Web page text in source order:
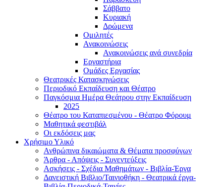
Σάββατο
Κυριακή
Δρώμενα
Ομιλητές
Ανακοινώσεις
Ανακοινώσεις ανά συνεδρία
Εργαστήρια
Ομάδες Εργασίας
Θεατρικές Κατασκηνώσεις
Περιοδικό Εκπαίδευση και Θέατρο
Παγκόσμια Ημέρα Θεάτρου στην Εκπαίδευση
2025
Θέατρο του Καταπιεσμένου - Θέατρο Φόρουμ
Μαθητικά φεστιβάλ
Οι εκδόσεις μας
Χρήσιμο Υλικό
Ανθρώπινα δικαιώματα & Θέματα προσφύγων
Άρθρα - Απόψεις - Συνεντεύξεις
Ασκήσεις - Σχέδια Μαθημάτων - Βιβλία-Έργα
Δανειστική Βιβλιο/Ταινιοθήκη - Θεατρικά έργα-